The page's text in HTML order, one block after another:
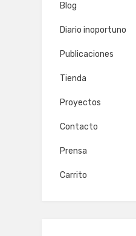
Blog
Diario inoportuno
Publicaciones
Tienda
Proyectos
Contacto
Prensa
Carrito